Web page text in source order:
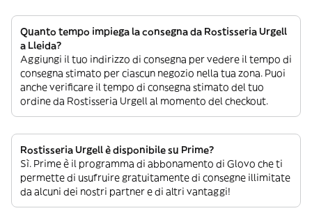
Quanto tempo impiega la consegna da Rostisseria Urgell
a Lleida?
Aggiungi il tuo indirizzo di consegna per vedere il tempo di
consegna stimato per ciascun negozio nella tua zona. Puoi
anche verificare il tempo di consegna stimato del tuo
ordine da Rostisseria Urgell al momento del checkout.
Rostisseria Urgell è disponibile su Prime?
Sì. Prime è il programma di abbonamento di Glovo che ti
permette di usufruire gratuitamente di consegne illimitate
da alcuni dei nostri partner e di altri vantaggi!